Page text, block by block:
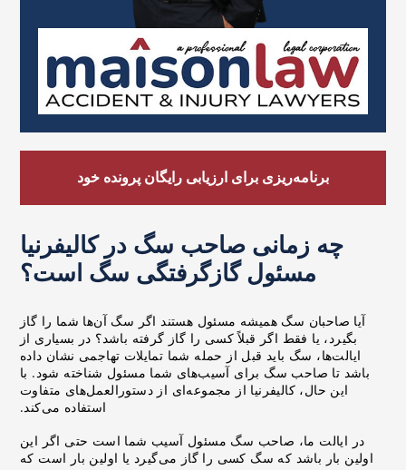
برنامه‌ریزی برای ارزیابی رایگان پرونده خود
چه زمانی صاحب سگ در کالیفرنیا
مسئول گازگرفتگی سگ است؟
آیا صاحبان سگ همیشه مسئول هستند اگر سگ آن‌ها شما را گاز
بگیرد، یا فقط اگر قبلاً کسی را گاز گرفته باشد؟ در بسیاری از
ایالت‌ها، سگ باید قبل از حمله شما تمایلات تهاجمی نشان داده
باشد تا صاحب سگ برای آسیب‌های شما مسئول شناخته شود. با
این حال، کالیفرنیا از مجموعه‌ای از دستورالعمل‌های متفاوت
استفاده می‌کند.
در ایالت ما، صاحب سگ مسئول آسیب شما است حتی اگر این
اولین بار باشد که سگ کسی را گاز می‌گیرد یا اولین بار است که